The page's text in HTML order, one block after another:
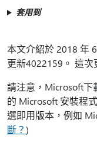
套用到
本文介紹於 2018 年
更新4022159。 這次
請注意，Microsoft下
的 Microsoft 安裝程
選即用版本，例如
斷？)